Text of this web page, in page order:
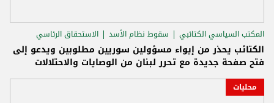
المكتب السياسي الكتائبي سقوط نظام الأسد الاستحقاق الرئاسي
الكتائب يحذر من إيواء مسؤولين سوريين مطلوبين ويدعو إلى
فتح صفحة جديدة مع تحرر لبنان من الوصايات والاحتلالات
محليات